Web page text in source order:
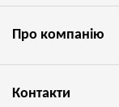
Про компанію
Контакти